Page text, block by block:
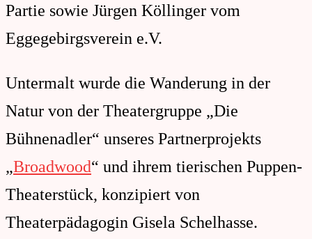
Partie sowie Jürgen Köllinger vom
Eggegebirgsverein e.V.
Untermalt wurde die Wanderung in der
Natur von der Theatergruppe „Die
Bühnenadler“ unseres Partnerprojekts
„Broadwood“ und ihrem tierischen Puppen-
Theaterstück, konzipiert von
Theaterpädagogin Gisela Schelhasse.